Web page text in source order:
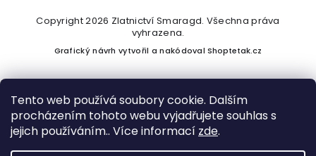
Tento web používá soubory cookie. Dalším
procházením tohoto webu vyjadřujete souhlas s
jejich používáním.. Více informací zde.
Vytvořil Shoptet
Copyright 2026 Zlatnictví Smaragd. Všechna práva
vyhrazena.
Grafický návrh vytvořil a nakódovalShoptetak.cz